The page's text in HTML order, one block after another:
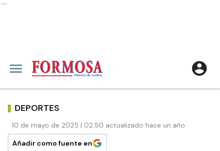
Ads
DEPORTES
10 de mayo de 2025 | 02:50 actualizado hace un año
Añadir como fuente en